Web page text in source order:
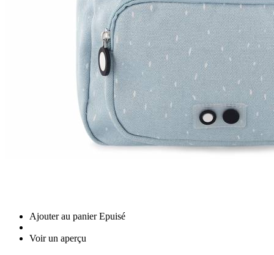
Ajouter au panier Epuisé
Voir un aperçu